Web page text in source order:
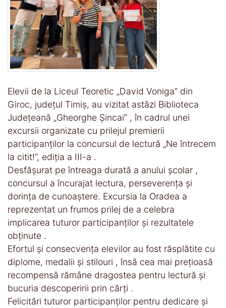
Elevii de la Liceul Teoretic „David Voniga” din
Giroc, județul Timiș, au vizitat astăzi Biblioteca
Județeană „Gheorghe Șincai” , în cadrul unei
excursii organizate cu prilejul premierii
participanților la concursul de lectură „Ne întrecem
la citit!”, ediția a III-a .
Desfășurat pe întreaga durată a anului școlar ,
concursul a încurajat lectura, perseverența și
dorința de cunoaștere. Excursia la Oradea a
reprezentat un frumos prilej de a celebra
implicarea tuturor participanților și rezultatele
obținute .
Efortul și consecvența elevilor au fost răsplătite cu
diplome, medalii și stilouri , însă cea mai prețioasă
recompensă rămâne dragostea pentru lectură și
bucuria descoperirii prin cărți .
Felicitări tuturor participanților pentru dedicare și